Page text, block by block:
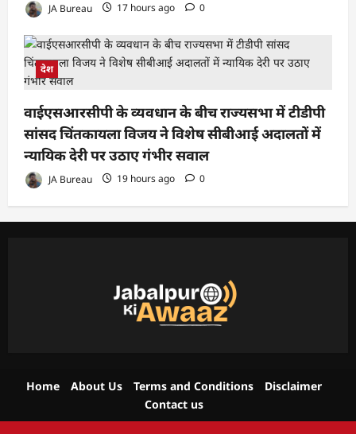
JA Bureau 17 hours ago 0
देश
वाईएसआरसीपी के व्यवधान के बीच राज्यसभा में टीडीपी
सांसद चिंतकायला विजय ने विशेष सीबीआई अदालतों में
न्यायिक देरी पर उठाए गंभीर सवाल
JA Bureau 19 hours ago 0
Home About Us Terms and Conditions
Disclaimer
Contact us